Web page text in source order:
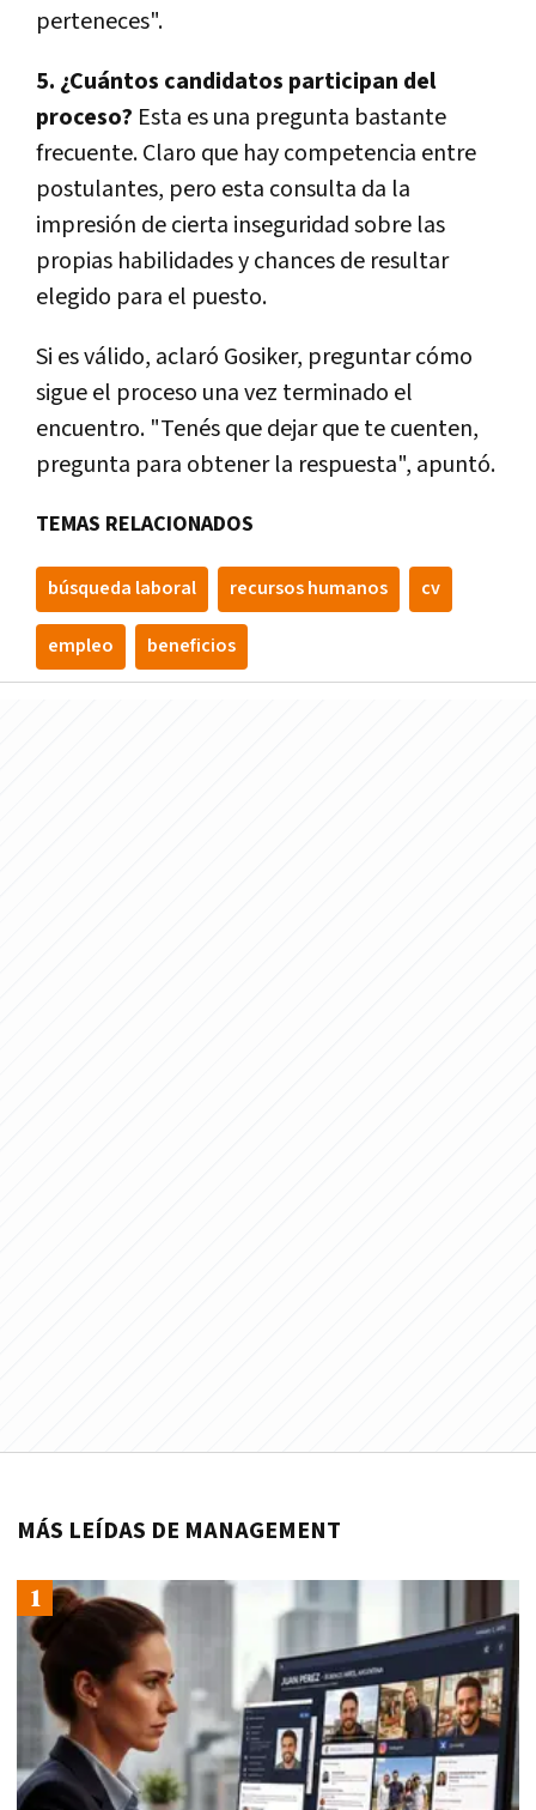
perteneces".
5. ¿Cuántos candidatos participan del
proceso? Esta es una pregunta bastante
frecuente. Claro que hay competencia entre
postulantes, pero esta consulta da la
impresión de cierta inseguridad sobre las
propias habilidades y chances de resultar
elegido para el puesto.
Si es válido, aclaró Gosiker, preguntar cómo
sigue el proceso una vez terminado el
encuentro. "Tenés que dejar que te cuenten,
pregunta para obtener la respuesta", apuntó.
TEMAS RELACIONADOS
búsqueda laboral recursos humanos cv
empleo beneficios
MÁS LEÍDAS DE MANAGEMENT